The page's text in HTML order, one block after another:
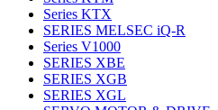
Series KTX
SERIES MELSEC iQ-R
Series V1000
SERIES XBE
SERIES XGB
SERIES XGL